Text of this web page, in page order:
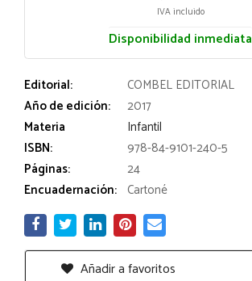
IVA incluido
Disponibilidad inmediata
Editorial:
COMBEL EDITORIAL
Año de edición:
2017
Materia
Infantil
ISBN:
978-84-9101-240-5
Páginas:
24
Encuadernación: Cartoné
Añadir a favoritos